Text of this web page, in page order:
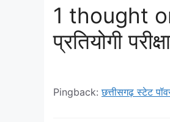
1 thought on
प्रतियोगी
Pingback:छत्तीसगढ़ स्टेट